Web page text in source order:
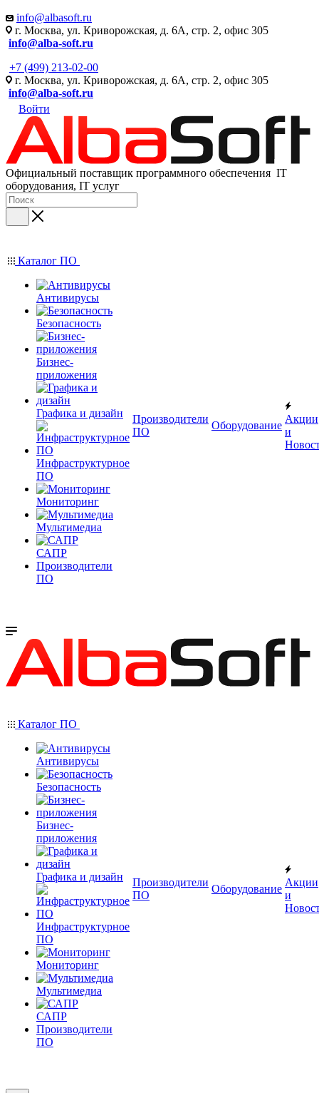
info@albasoft.ru
г. Москва, ул. Криворожская, д. 6А, стр. 2, офис 305
info@alba-soft.ru
+7 (499) 213-02-00
г. Москва, ул. Криворожская, д. 6А, стр. 2, офис 305
info@alba-soft.ru
Войти
Официальный поставщик программного обеспечения IT
оборудования, IT услуг
Каталог ПО
Антивирусы
Безопасность
Бизнес-
приложения
Графика и дизайн
Инфраструктурное
ПО
Мониторинг
Мультимедиа
САПР
Производители
ПО
Производители
ПО
Оборудование
Акции
и
Каталог ПО
Антивирусы
Безопасность
Бизнес-
приложения
Графика и дизайн
Инфраструктурное
ПО
Мониторинг
Мультимедиа
САПР
Производители
ПО
Производители
ПО
Оборудование
Акции
и